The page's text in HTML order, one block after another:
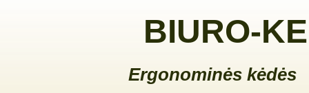
BIURO-
Ergonominės kėdės